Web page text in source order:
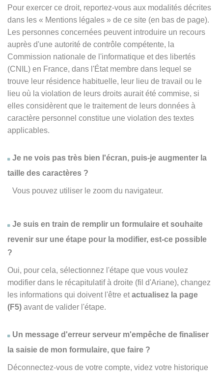
Pour exercer ce droit, reportez-vous aux modalités décrites
dans les « Mentions légales » de ce site (en bas de page).
Les personnes concernées peuvent introduire un recours
auprès d'une autorité de contrôle compétente, la
Commission nationale de l'informatique et des libertés
(CNIL) en France, dans l'État membre dans lequel se
trouve leur résidence habituelle, leur lieu de travail ou le
lieu où la violation de leurs droits aurait été commise, si
elles considèrent que le traitement de leurs données à
caractère personnel constitue une violation des textes
applicables.
Je ne vois pas très bien l'écran, puis-je augmenter la
taille des caractères ?
Vous pouvez utiliser le zoom du navigateur.
Je suis en train de remplir un formulaire et souhaite
revenir sur une étape pour la modifier, est-ce possible
?
Oui, pour cela, sélectionnez l'étape que vous voulez
modifier dans le récapitulatif à droite (fil d'Ariane), changez
les informations qui doivent l'être etactualisez la page
(F5) avant de valider l'étape.
Un message d'erreur serveur m'empêche de finaliser
la saisie de mon formulaire, que faire ?
Déconnectez-vous de votre compte, videz votre historique